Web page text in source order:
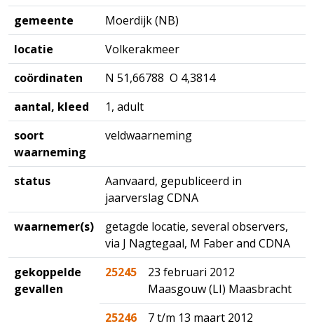
gemeente
Moerdijk (NB)
locatie
Volkerakmeer
coördinaten
N 51,66788 O 4,3814
aantal, kleed
1, adult
soort
waarneming
veldwaarneming
status
Aanvaard, gepubliceerd in
jaarverslag CDNA
waarnemer(s)
getagde locatie, several observers,
via J Nagtegaal, M Faber and CDNA
gekoppelde
gevallen
25245
23 februari 2012
Maasgouw (LI) Maasbracht
25246
7 t/m 13 maart 2012